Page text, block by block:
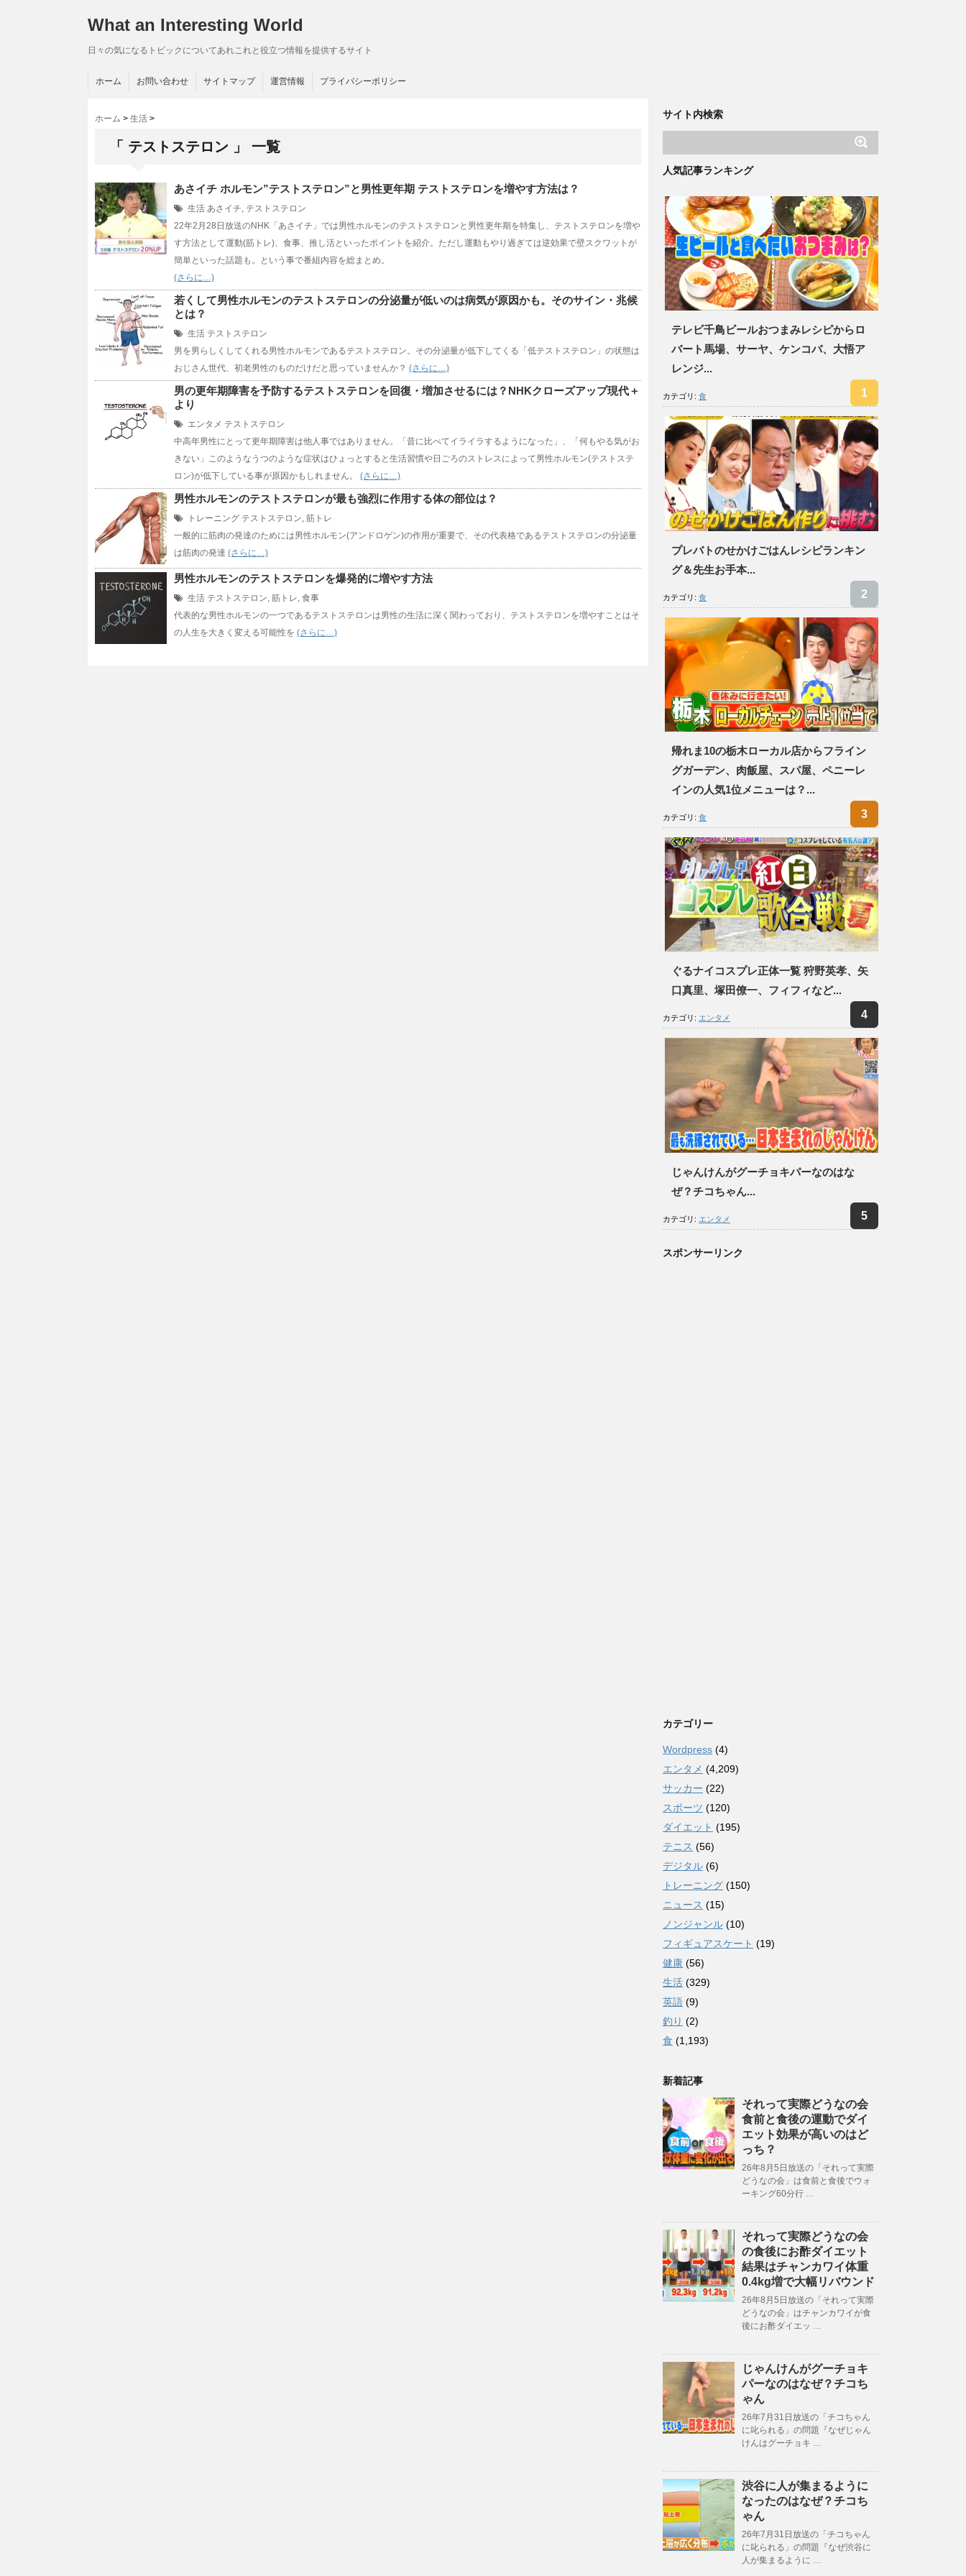
What an Interesting World
日々の気になるトピックについてあれこれと役立つ情報を提供するサイト
ホーム お問い合わせ サイトマップ 運営情報 プライバシーポリシー
ホーム > 生活 >
「 テストステロン 」 一覧
あさイチ ホルモン”テストステロン”と男性更年期 テストステロンを増やす方法は？
生活 あさイチ, テストステロン
22年2月28日放送のNHK「あさイチ」では男性ホルモンのテストステロンと男性更年期を特集し、テストステロンを増や
す方法として運動(筋トレ)、食事、推し活といったポイントを紹介。ただし運動もやり過ぎては逆効果で壁スクワットが
簡単といった話題も。という事で番組内容を総まとめ。
(さらに…)
若くして男性ホルモンのテストステロンの分泌量が低いのは病気が原因かも。そのサイン・兆候
とは？
生活 テストステロン
男を男らしくしてくれる男性ホルモンであるテストステロン。その分泌量が低下してくる「低テストステロン」の状態は
おじさん世代、初老男性のものだけだと思っていませんか？ (さらに…)
男の更年期障害を予防するテストステロンを回復・増加させるには？NHKクローズアップ現代＋
より
エンタメ テストステロン
中高年男性にとって更年期障害は他人事ではありません。「昔に比べてイライラするようになった」、「何もやる気がお
きない」このようなうつのような症状はひょっとすると生活習慣や日ごろのストレスによって男性ホルモン(テストステ
ロン)が低下している事が原因かもしれません。 (さらに…)
男性ホルモンのテストステロンが最も強烈に作用する体の部位は？
トレーニング テストステロン, 筋トレ
一般的に筋肉の発達のためには男性ホルモン(アンドロゲン)の作用が重要で、その代表格であるテストステロンの分泌量
は筋肉の発達 (さらに…)
男性ホルモンのテストステロンを爆発的に増やす方法
生活 テストステロン, 筋トレ, 食事
代表的な男性ホルモンの一つであるテストステロンは男性の生活に深く関わっており、テストステロンを増やすことはそ
の人生を大きく変える可能性を (さらに…)
サイト内検索
人気記事ランキング
テレビ千鳥ビールおつまみレシピからロ
バート馬場、サーヤ、ケンコバ、大悟ア
レンジ...
カテゴリ: 食
プレバトのせかけごはんレシピランキン
グ＆先生お手本...
カテゴリ: 食
帰れま10の栃木ローカル店からフライン
グガーデン、肉飯屋、スパ屋、ペニーレ
インの人気1位メニューは？...
カテゴリ: 食
ぐるナイコスプレ正体一覧 狩野英孝、矢
口真里、塚田僚一、フィフィなど...
カテゴリ: エンタメ
じゃんけんがグーチョキパーなのはな
ぜ？チコちゃん...
カテゴリ: エンタメ
スポンサーリンク
カテゴリー
Wordpress (4)
エンタメ (4,209)
サッカー (22)
スポーツ (120)
ダイエット (195)
テニス (56)
デジタル (6)
トレーニング (150)
ニュース (15)
ノンジャンル (10)
フィギュアスケート (19)
健康 (56)
生活 (329)
英語 (9)
釣り (2)
食 (1,193)
新着記事
それって実際どうなの会
食前と食後の運動でダイ
エット効果が高いのはど
っち？
26年8月5日放送の「それって実際
どうなの会」は食前と食後でウォ
ーキング60分行 …
それって実際どうなの会
の食後にお酢ダイエット
結果はチャンカワイ体重
0.4kg増で大幅リバウンド
26年8月5日放送の「それって実際
どうなの会」はチャンカワイが食
後にお酢ダイエッ …
じゃんけんがグーチョキ
パーなのはなぜ？チコち
ゃん
26年7月31日放送の「チコちゃん
に叱られる」の問題『なぜじゃん
けんはグーチョキ …
渋谷に人が集まるように
なったのはなぜ？チコち
ゃん
26年7月31日放送の「チコちゃん
に叱られる」の問題『なぜ渋谷に
人が集まるように …